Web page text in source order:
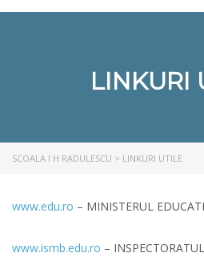
LINKURI
SCOALA I H RADULESCU > LINKURI UTILE
www.edu.ro – MINISTERUL
www.ismb.edu.ro –